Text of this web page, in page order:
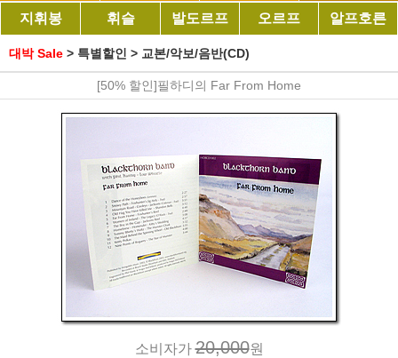
지휘봉 휘슬 발도르프 오르프 알프호른
대박 Sale > 특별할인 > 교본/악보/음반(CD)
[50% 할인]필하디의 Far From Home
소비자가20,000원